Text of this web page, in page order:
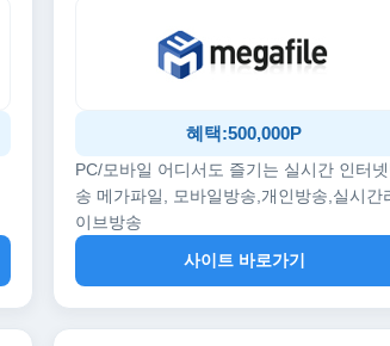
혜택:500,000P
PC/모바일 어디서도 즐기는 실시간 인터
송 메가파일, 모바일방송,개인방송,실시간
이브방송
사이트 바로가기